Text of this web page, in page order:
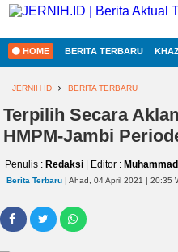
HOME
REGIONAL
ADVERTORIAL
FOTO
VIDEO
JAMBI
PESONA
PESONA
CAKRAWALA
2022
JERNIH.ID
•
Developed
HOME BERITA TERBARU
JERNIH ID BERITA TERBARU
Terpilih Secara
HMPM-Jambi
Penulis : Redaksi | Editor :
Berita Terbaru | Ahad, 04 April 2021 | 20:35